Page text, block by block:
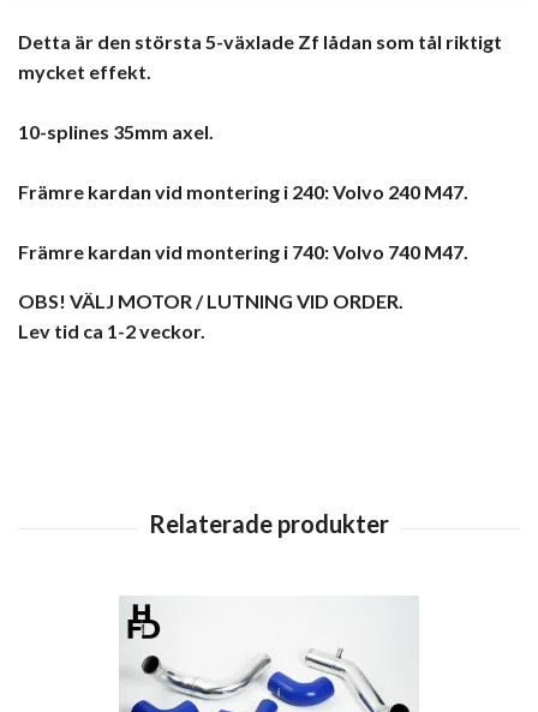
Detta är den största 5-växlade Zf lådan som tål riktigt
mycket effekt.
10-splines 35mm axel.
Främre kardan vid montering i 240: Volvo 240 M47.
Främre kardan vid montering i 740: Volvo 740 M47.
OBS! VÄLJ MOTOR / LUTNING VID ORDER.
Lev tid ca 1-2 veckor.